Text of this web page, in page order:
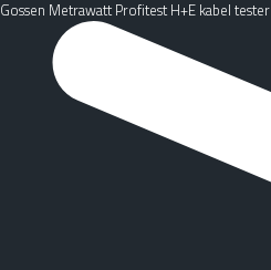
Gossen Metrawatt Profitest H+E kabel tester